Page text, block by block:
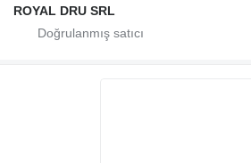
ROYAL DRU SRL